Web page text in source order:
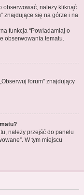
obserwować, należy kliknąć
znajdujące się na górze i na
funkcja “Powiadamiaj o
obserwowania tematu.
forum” znajdujący
należy przejść do panelu
W tym miejscu